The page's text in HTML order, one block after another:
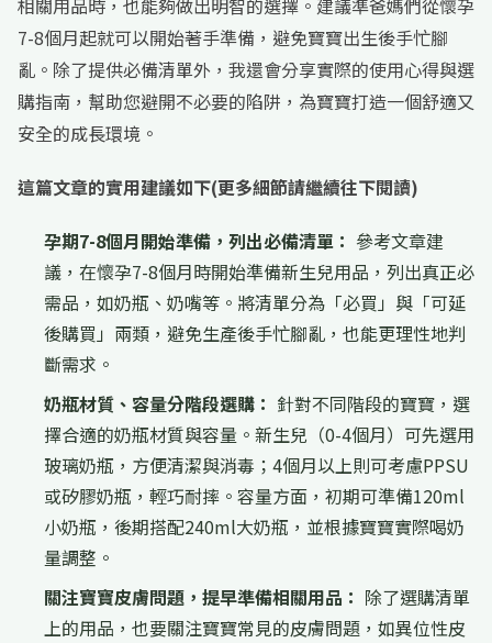
相關用品時，也能夠做出明智的選擇。建議準爸媽們從懷孕
7-8個月起就可以開始著手準備，避免寶寶出生後手忙腳
亂。除了提供必備清單外，我還會分享實際的使用心得與選
購指南，幫助您避開不必要的陷阱，為寶寶打造一個舒適又
安全的成長環境。
這篇文章的實用建議如下(更多細節請繼續往下閱讀)
孕期7-8個月開始準備，列出必備清單： 參考文章建
議，在懷孕7-8個月時開始準備新生兒用品，列出真正必
需品，如奶瓶、奶嘴等。將清單分為「必買」與「可延
後購買」兩類，避免生產後手忙腳亂，也能更理性地判
斷需求。
奶瓶材質、容量分階段選購： 針對不同階段的寶寶，選
擇合適的奶瓶材質與容量。新生兒（0-4個月）可先選用
玻璃奶瓶，方便清潔與消毒；4個月以上則可考慮PPSU
或矽膠奶瓶，輕巧耐摔。容量方面，初期可準備120ml
小奶瓶，後期搭配240ml大奶瓶，並根據寶寶實際喝奶
量調整。
關注寶寶皮膚問題，提早準備相關用品： 除了選購清單
上的用品，也要關注寶寶常見的皮膚問題，如異位性皮